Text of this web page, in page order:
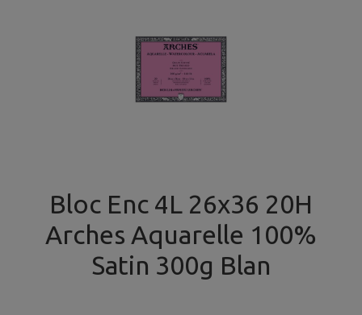
Bloc Enc 4L 26x36 20H
Arches Aquarelle 100%
Satin 300g Blan